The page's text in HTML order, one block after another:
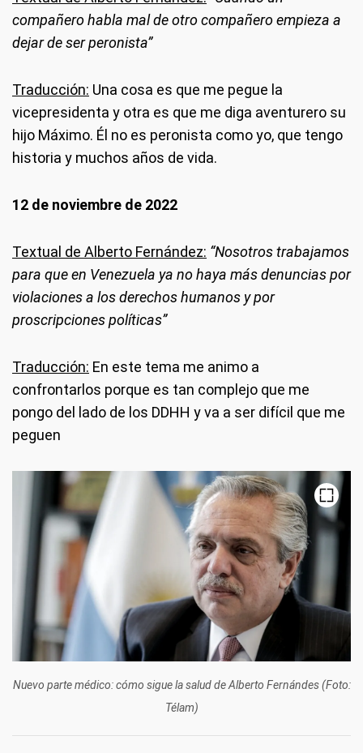
compañero habla mal de otro compañero empieza a
dejar de ser peronista”
Traducción: Una cosa es que me pegue la
vicepresidenta y otra es que me diga aventurero su
hijo Máximo. Él no es peronista como yo, que tengo
historia y muchos años de vida.
12 de noviembre de 2022
Textual de Alberto Fernández: “Nosotros trabajamos
para que en Venezuela ya no haya más denuncias por
violaciones a los derechos humanos y por
proscripciones políticas”
Traducción: En este tema me animo a
confrontarlos porque es tan complejo que me
pongo del lado de los DDHH y va a ser difícil que me
peguen
Nuevo parte médico: cómo sigue la salud de Alberto Fernándes (Foto:
Télam)